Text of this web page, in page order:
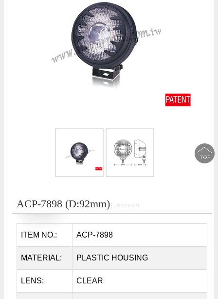
ACP-7898 (D:92mm)│UNIVERSAL
ITEM NO.: ACP-7898
MATERIAL: PLASTIC HOUSING
LENS: CLEAR